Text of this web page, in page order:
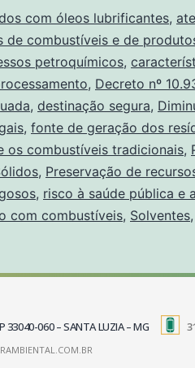
com óleos lubrificantes,
de combustíveis e de
petroquímicos,
, Decreto nº
, destinação segura,
, fonte de geração dos
os combustíveis tradicionais,
, Preservação de
, risco à saúde pública e
com combustíveis, Solventes
33040-060 – SANTA LUZIA – MG